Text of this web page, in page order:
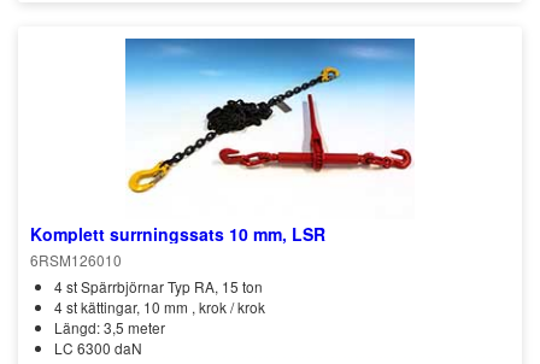
Komplett surrningssats 10 mm, LSR
6RSM126010
4 st Spärrbjörnar Typ RA, 15 ton
4 st kättingar, 10 mm , krok / krok
Längd: 3,5 meter
LC 6300 daN